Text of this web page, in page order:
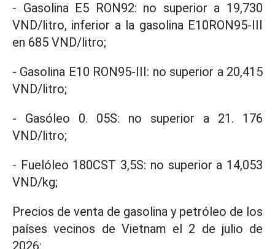
- Gasolina E5 RON92: no superior a 19,730
VND/litro, inferior a la gasolina E10RON95-III
en 685 VND/litro;
- Gasolina E10 RON95-III: no superior a 20,415
VND/litro;
- Gasóleo 0. 05S: no superior a 21. 176
VND/litro;
- Fuelóleo 180CST 3,5S: no superior a 14,053
VND/kg;
Precios de venta de gasolina y petróleo de los
países vecinos de Vietnam el 2 de julio de
2026: